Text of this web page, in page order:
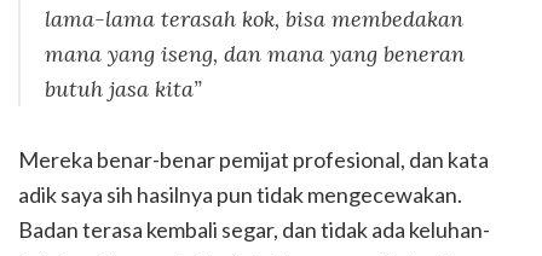
lama-lama terasah kok, bisa membedakan
mana yang iseng, dan mana yang beneran
butuh jasa kita”
Mereka benar-benar pemijat profesional, dan kata
adik saya sih hasilnya pun tidak mengecewakan.
Badan terasa kembali segar, dan tidak ada keluhan-